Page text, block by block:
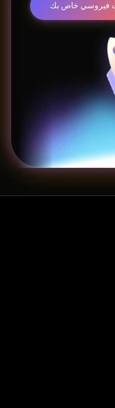
فيروسي خاص بك